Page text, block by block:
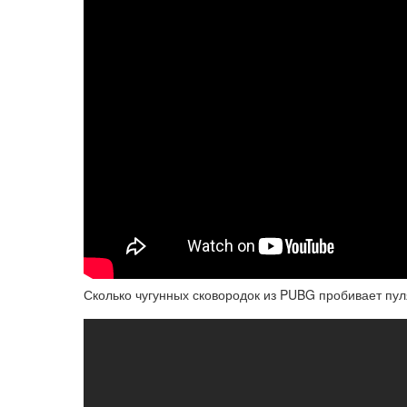
Сколько чугунных сковородок из PUBG пробивает